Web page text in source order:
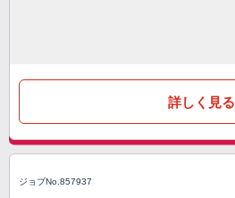
詳しく見る
ジョブNo.857937